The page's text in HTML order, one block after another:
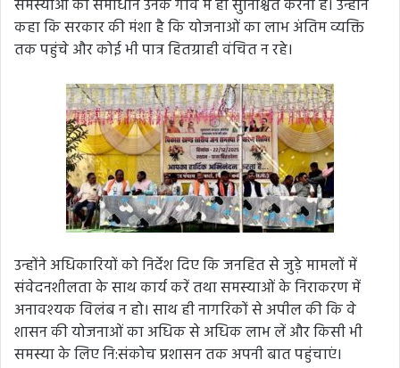
समस्याओं का समाधान उनके गांव में ही सुनिश्चित करना है। उन्होंने
कहा कि सरकार की मंशा है कि योजनाओं का लाभ अंतिम व्यक्ति
तक पहुंचे और कोई भी पात्र हितग्राही वंचित न रहे।
उन्होंने अधिकारियों को निर्देश दिए कि जनहित से जुड़े मामलों में
संवेदनशीलता के साथ कार्य करें तथा समस्याओं के निराकरण में
अनावश्यक विलंब न हो। साथ ही नागरिकों से अपील की कि वे
शासन की योजनाओं का अधिक से अधिक लाभ लें और किसी भी
समस्या के लिए नि:संकोच प्रशासन तक अपनी बात पहुंचाएं।